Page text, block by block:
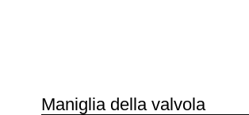
Maniglia della valvola